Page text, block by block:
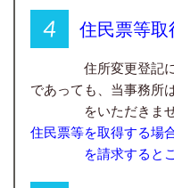
住民票等
住所変更登記に必
であっても、当事務所
をいただきません
住民票等を取得する場
を請求するところ